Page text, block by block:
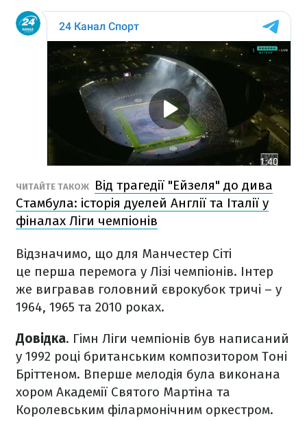
ЧИТАЙТЕ ТАКОЖ
Від трагедії "Ейзеля" до дива
Стамбула: історія дуелей Англії та Італії у
фіналах Ліги чемпіонів
Відзначимо, що для Манчестер Сіті
це перша перемога у Лізі чемпіонів. Інтер
же вигравав головний єврокубок тричі – у
1964, 1965 та 2010 роках.
Довідка. Гімн Ліги чемпіонів був написаний
у 1992 році британським композитором Тоні
Бріттеном. Вперше мелодія була виконана
хором Академії Святого Мартіна та
Королевським філармонічним оркестром.